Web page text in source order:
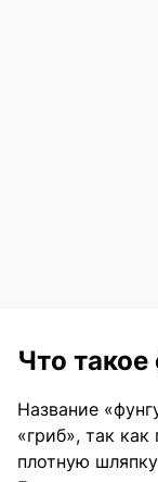
Что такое
Название
«гриб», так
плотную